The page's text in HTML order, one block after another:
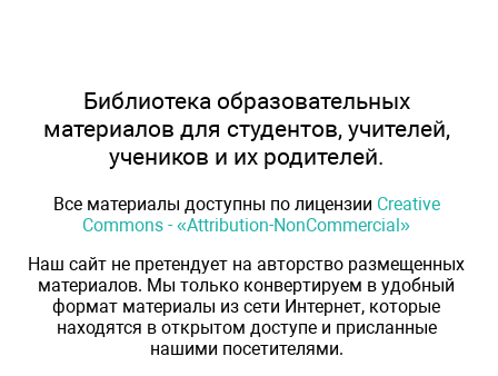
Библиотека образовательных
материалов для студентов, учителей,
учеников и их родителей.
Все материалы доступны по лицензии Creative
Commons - «Attribution-NonCommercial»
Наш сайт не претендует на авторство размещенных
материалов. Мы только конвертируем в удобный
формат материалы из сети Интернет, которые
находятся в открытом доступе и присланные
нашими посетителями.